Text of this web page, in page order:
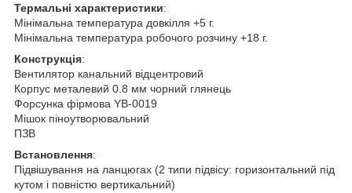
Термальні характеристики:
Мінімальна температура довкілля +5 г.
Мінімальна температура робочого розчину +18 г.
Конструкція:
Вентилятор канальний відцентровий
Корпус металевий 0.8 мм чорний глянець
Форсунка фірмова YB-0019
Мішок піноутворювальний
ПЗВ
Встановлення:
Підвішування на ланцюгах (2 типи підвісу: горизонтальний під
кутом і повністю вертикальний)